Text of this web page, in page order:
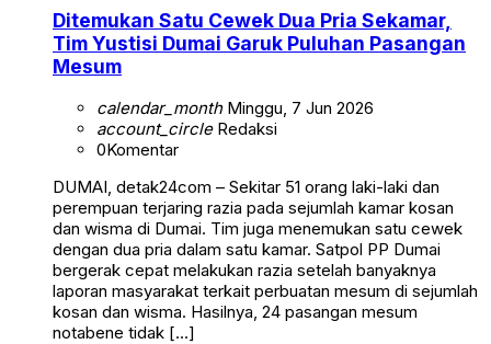
Ditemukan Satu Cewek Dua Pria Sekamar,
Tim Yustisi Dumai Garuk Puluhan Pasangan
Mesum
calendar_monthMinggu, 7 Jun 2026
account_circleRedaksi
0Komentar
DUMAI, detak24com – Sekitar 51 orang laki-laki dan
perempuan terjaring razia pada sejumlah kamar kosan
dan wisma di Dumai. Tim juga menemukan satu cewek
dengan dua pria dalam satu kamar. Satpol PP Dumai
bergerak cepat melakukan razia setelah banyaknya
laporan masyarakat terkait perbuatan mesum di sejumlah
kosan dan wisma. Hasilnya, 24 pasangan mesum
notabene tidak […]